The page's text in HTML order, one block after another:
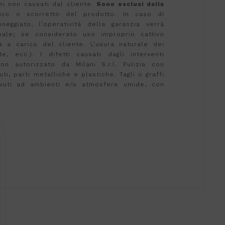
non causati dal cliente. Sono esclusi dalla
o scorretto del prodotto. In caso di
l’operatività della garanzia verrà
se considerato uso improprio cattivo
a carico del cliente. L’usura naturale dei
ecc.). I difetti causati dagli interventi
autorizzato da Milani S.r.l. Pulizia con
parti metalliche e plastiche. Tagli o graffi
ad ambienti e/o atmosfere umide, con